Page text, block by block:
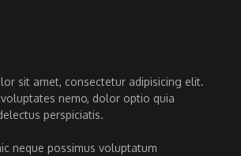
sit amet, consectetur adipisicing elit.
nemo, dolor optio quia
perspiciatis.
neque possimus voluptatum